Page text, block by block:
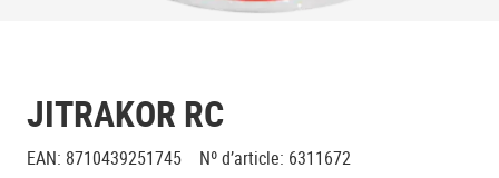
JITRAKOR RC
EAN: 8710439251745 Nº d’article: 6311672